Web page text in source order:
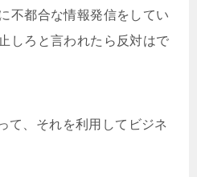
不都合な情報発信をしてい
しろと言われたら反対はで
て、それを利用してビジネ